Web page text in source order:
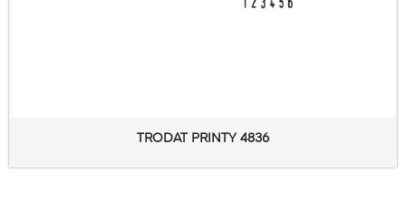
TRODAT PRINTY 4836